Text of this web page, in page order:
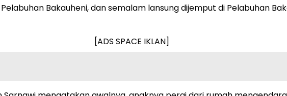
Bakauheni, dan semalam lansung dijemput di Pelabuhan
[ADS SPACE IKLAN]